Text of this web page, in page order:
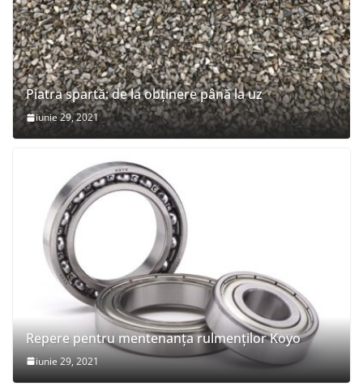
Piatra spartă: de la obținere până la uz
iunie 29, 2021
Repere pentru mentenanța rulmenților Koyo
iunie 29, 2021